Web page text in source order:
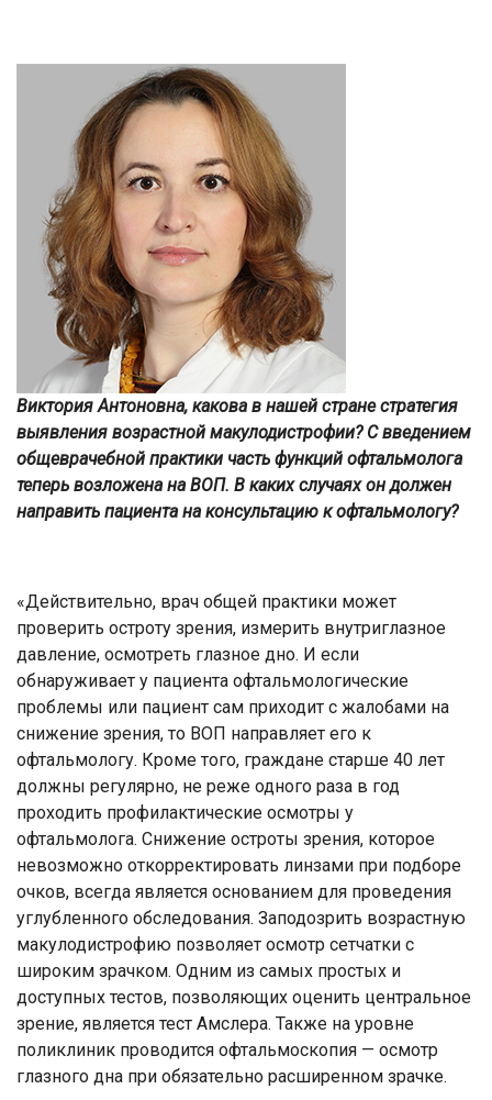
Виктория Антоновна, какова в нашей стране стратегия
выявления возрастной макулодистрофии? С введением
общеврачебной практики часть функций офтальмолога
теперь возложена на ВОП. В каких случаях он должен
направить пациента на консультацию к офтальмологу?
«Действительно, врач общей практики может
проверить остроту зрения, измерить внутриглазное
давление, осмотреть глазное дно. И если
обнаруживает у пациента офтальмологические
проблемы или пациент сам приходит с жалобами на
снижение зрения, то ВОП направляет его к
офтальмологу. Кроме того, граждане старше 40 лет
должны регулярно, не реже одного раза в год
проходить профилактические осмотры у
офтальмолога. Снижение остроты зрения, которое
невозможно откорректировать линзами при подборе
очков, всегда является основанием для проведения
углубленного обследования. Заподозрить возрастную
макулодистрофию позволяет осмотр сетчатки с
широким зрачком. Одним из самых простых и
доступных тестов, позволяющих оценить центральное
зрение, является тест Амслера. Также на уровне
поликлиник проводится офтальмоскопия — осмотр
глазного дна при обязательно расширенном зрачке.